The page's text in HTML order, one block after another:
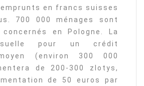
en francs suisses
700 000 ménages sont
en Pologne. La
pour un crédit
(environ 300 000
de 200-300 zlotys,
de 50 euros par